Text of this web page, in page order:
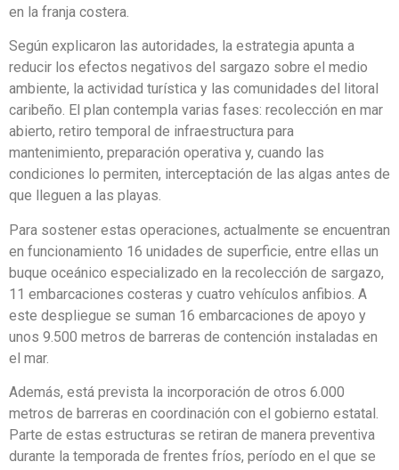
en la franja costera.
Según explicaron las autoridades, la estrategia apunta a
reducir los efectos negativos del sargazo sobre el medio
ambiente, la actividad turística y las comunidades del litoral
caribeño. El plan contempla varias fases: recolección en mar
abierto, retiro temporal de infraestructura para
mantenimiento, preparación operativa y, cuando las
condiciones lo permiten, interceptación de las algas antes de
que lleguen a las playas.
Para sostener estas operaciones, actualmente se encuentran
en funcionamiento 16 unidades de superficie, entre ellas un
buque oceánico especializado en la recolección de sargazo,
11 embarcaciones costeras y cuatro vehículos anfibios. A
este despliegue se suman 16 embarcaciones de apoyo y
unos 9.500 metros de barreras de contención instaladas en
el mar.
Además, está prevista la incorporación de otros 6.000
metros de barreras en coordinación con el gobierno estatal.
Parte de estas estructuras se retiran de manera preventiva
durante la temporada de frentes fríos, período en el que se